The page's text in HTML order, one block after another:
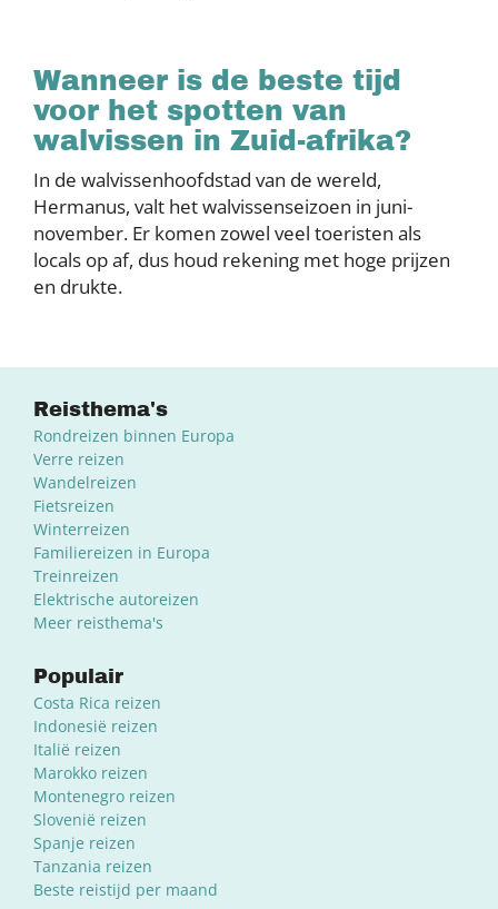
Wanneer is de beste tijd
voor het spotten van
walvissen in Zuid-afrika?
In de walvissenhoofdstad van de wereld,
Hermanus, valt het walvissenseizoen in juni-
november. Er komen zowel veel toeristen als
locals op af, dus houd rekening met hoge prijzen
en drukte.
Reisthema's
Rondreizen binnen Europa
Verre reizen
Wandelreizen
Fietsreizen
Winterreizen
Familiereizen in Europa
Treinreizen
Elektrische autoreizen
Meer reisthema's
Populair
Costa Rica reizen
Indonesië reizen
Italië reizen
Marokko reizen
Montenegro reizen
Slovenië reizen
Spanje reizen
Tanzania reizen
Beste reistijd per maand